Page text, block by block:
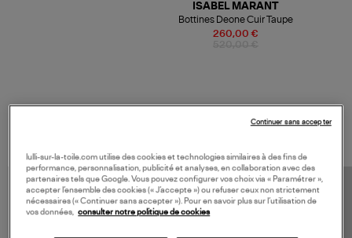
260,00 €
ISABEL MARANT
Bottines Deone Cuir Taupe
lulli-sur-la-toile.com utilise des cookies et technologies similaires à des fins de
performance, personnalisation, publicité et analyses, en collaboration avec des
partenaires tels que Google. Vous pouvez configurer vos choix via « Paramétrer »,
accepter l’ensemble des cookies (« J’accepte ») ou refuser ceux non strictement
nécessaires (« Continuer sans accepter »). Pour en savoir plus sur l’utilisation de
vos données,
consulter notre politique de cookies
Continuer sans accepter